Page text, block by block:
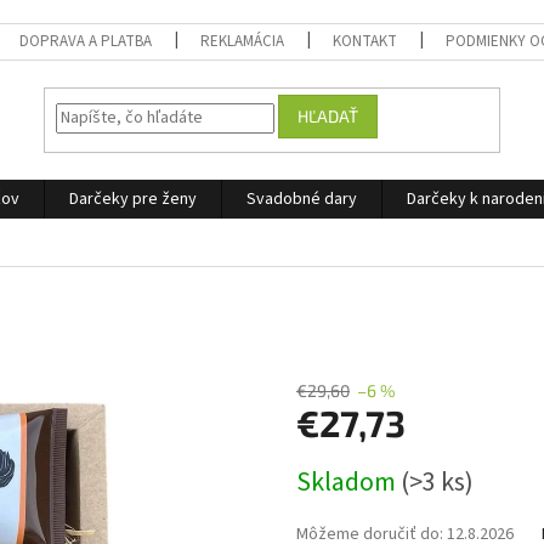
DOPRAVA A PLATBA REKLAMÁCIA KONTAKT PODMIENKY
HĽADAŤ
Darčeky pre ženy Svadobné dary Darčeky k
€29,60 –6 %
€27,73
cena:
Skladom (>3 ks)
Môžeme doručiť do: 12.8.2026